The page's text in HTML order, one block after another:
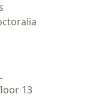
de inicio
13